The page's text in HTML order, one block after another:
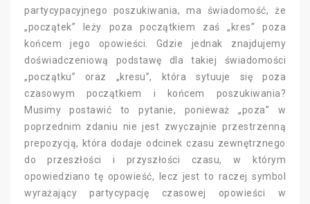
partycypacyjnego poszukiwania, ma świadomość, że
„początek” leży poza początkiem zaś „kres” poza
końcem jego opowieści. Gdzie jednak znajdujemy
doświadczeniową podstawę dla takiej świadomości
„początku” oraz „kresu”, która sytuuje się poza
czasowym początkiem i końcem poszukiwania?
Musimy postawić to pytanie, ponieważ „poza” w
poprzednim zdaniu nie jest zwyczajnie przestrzenną
prepozycją, która dodaje odcinek czasu zewnętrznego
do przeszłości i przyszłości czasu, w którym
opowiedziano tę opowieść, lecz jest to raczej symbol
wyrażający partycypację czasowej opowieści w